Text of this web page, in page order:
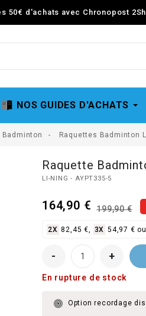
50€ d'achats avec Chronopost
NOS GUIDES D'ACHATS
Badminton Raquettes Badminton
Raquette
LI-NING - AYPT335-5
164,90 € 199,90 €
2X 82,45 €, 3X 54,97 € ou
- +
En rupture de stock
Option recordage